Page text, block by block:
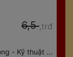
6,5 ,trđ
- Kỹ thuật -